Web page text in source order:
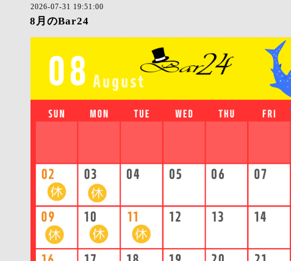
2026-07-31 19:51:00
8月のBar24